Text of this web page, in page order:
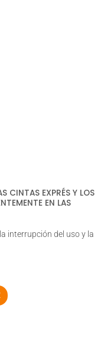
CINTAS EXPRÉS Y LOS
EN LAS
interrupción del uso y la